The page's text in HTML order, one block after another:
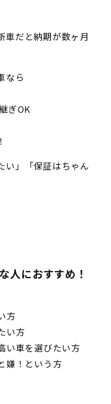
車だと納期が数ヶ月
なら
ぎOK
い」「保証はちゃん
人におすすめ！
方
い方
い車を選びたい方
嫌！という方